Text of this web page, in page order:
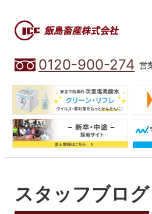
0120-900-274 営
スタッフブログ